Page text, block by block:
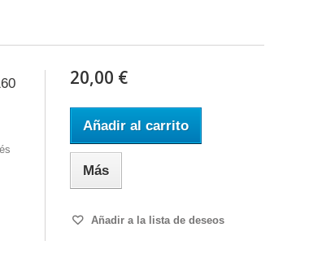
20,00 €
Añadir al carrito
Más
Añadir a la lista de deseos